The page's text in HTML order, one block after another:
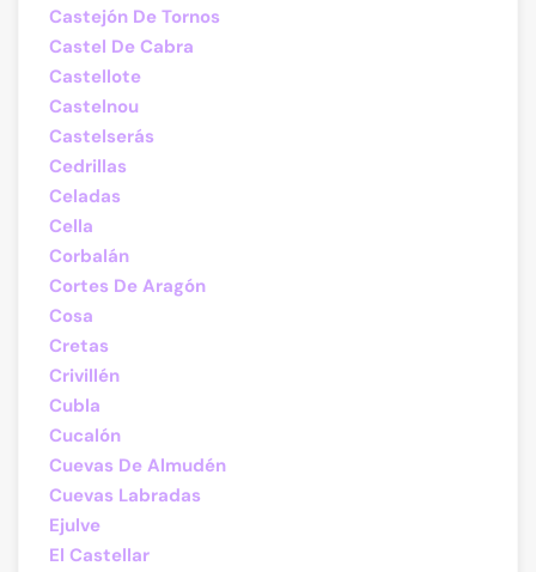
Castejón De Tornos
Castel De Cabra
Castellote
Castelnou
Castelserás
Cedrillas
Celadas
Cella
Corbalán
Cortes De Aragón
Cosa
Cretas
Crivillén
Cubla
Cucalón
Cuevas De Almudén
Cuevas Labradas
Ejulve
El Castellar